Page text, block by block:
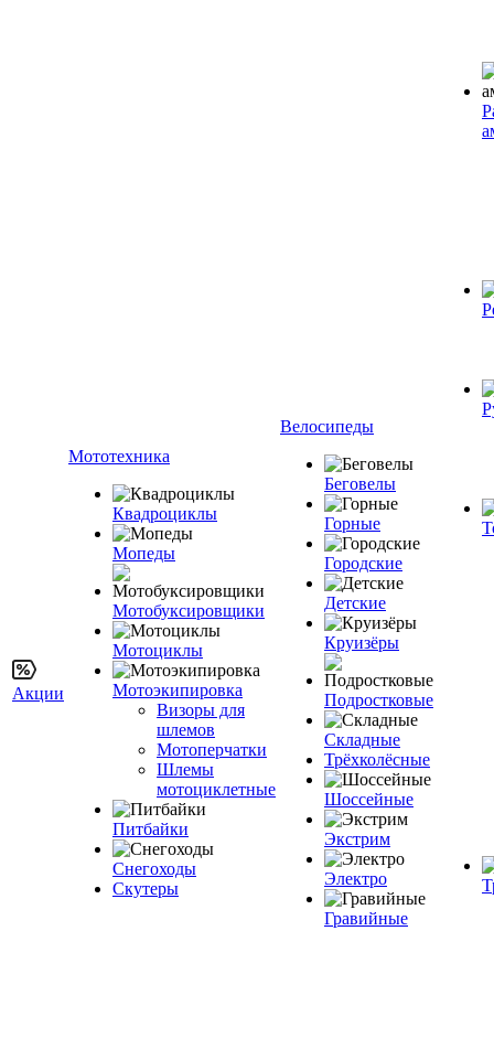
Акции
Мототехника
Квадроциклы
Мопеды
Мотобуксировщики
Мотоциклы
Мотоэкипировка
Визоры для
шлемов
Мотоперчатки
Шлемы
мотоциклетные
Питбайки
Снегоходы
Скутеры
Велосипеды
Беговелы
Горные
Городские
Детские
Круизёры
Подростковые
Складные
Трёхколёсные
Шоссейные
Экстрим
Электро
Гравийные